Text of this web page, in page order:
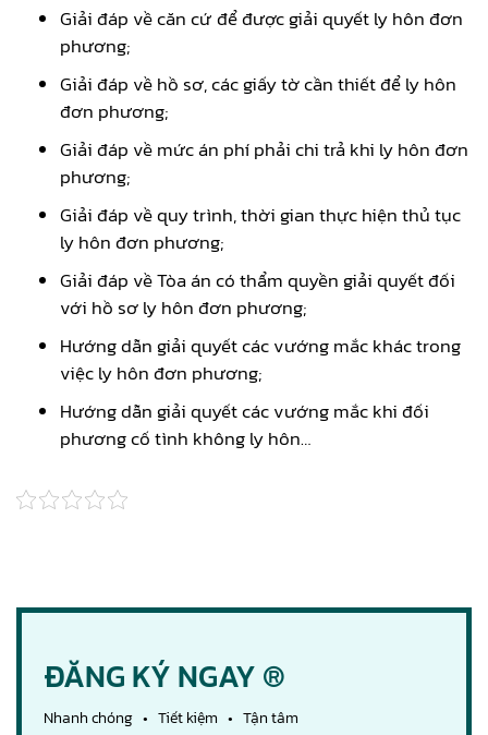
Giải đáp về căn cứ để được giải quyết ly hôn đơn
phương;
Giải đáp về hồ sơ, các giấy tờ cần thiết để ly hôn
đơn phương;
Giải đáp về mức án phí phải chi trả khi ly hôn đơn
phương;
Giải đáp về quy trình, thời gian thực hiện thủ tục
ly hôn đơn phương;
Giải đáp về Tòa án có thẩm quyền giải quyết đối
với hồ sơ ly hôn đơn phương;
Hướng dẫn giải quyết các vướng mắc khác trong
việc ly hôn đơn phương;
Hướng dẫn giải quyết các vướng mắc khi đối
phương cố tình không ly hôn…
ĐĂNG KÝ NGAY ®
Nhanh chóng • Tiết kiệm • Tận tâm